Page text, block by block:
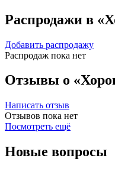
Распродажи в
Добавить распродажу
Распродаж пока нет
Отзывы о
Написать отзыв
Отзывов пока нет
Посмотреть ещё
Новые вопросы